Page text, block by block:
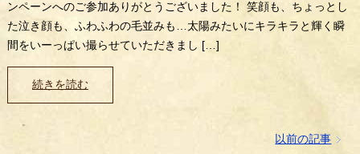
ンペーンへのご参加ありがとうございました！ 笑顔も、ちょっとし
た泣き顔も、ふわふわの毛並みも…太陽みたいにキラキラと輝く瞬
間をいーっぱい撮らせていただきまし […]
続きを読む
以前の記事